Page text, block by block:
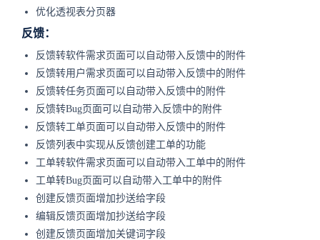
优化透视表分页器
反馈：
反馈转软件需求页面可以自动带入反馈中的附件
反馈转用户需求页面可以自动带入反馈中的附件
反馈转任务页面可以自动带入反馈中的附件
反馈转Bug页面可以自动带入反馈中的附件
反馈转工单页面可以自动带入反馈中的附件
反馈列表中实现从反馈创建工单的功能
工单转软件需求页面可以自动带入工单中的附件
工单转Bug页面可以自动带入工单中的附件
创建反馈页面增加抄送给字段
编辑反馈页面增加抄送给字段
创建反馈页面增加关键词字段